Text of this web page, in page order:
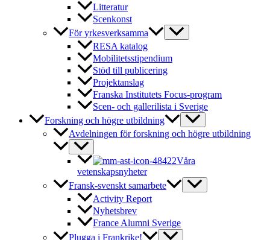
Litteratur
Scenkonst
För yrkesverksamma
RESA katalog
Mobilitetsstipendium
Stöd till publicering
Projektanslag
Franska Institutets Focus-program
Scen- och gallerilista i Sverige
Forskning och högre utbildning
Avdelningen för forskning och högre utbildning
Våra
vetenskapsnyheter
Fransk-svenskt samarbete
Activity Report
Nyhetsbrev
France Alumni Sverige
Plugga i Frankrike!